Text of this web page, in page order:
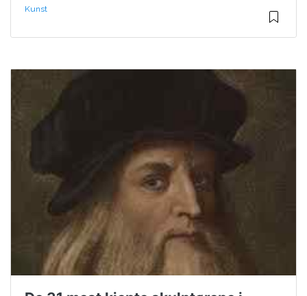
Kunst